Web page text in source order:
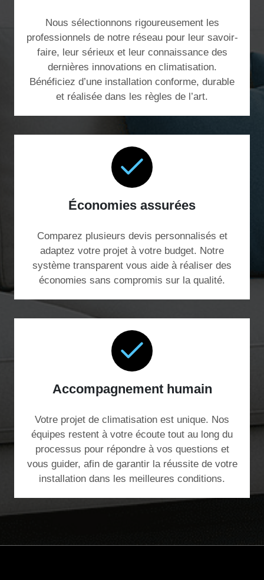
Nous sélectionnons rigoureusement les
professionnels de notre réseau pour leur savoir-
faire, leur sérieux et leur connaissance des
dernières innovations en climatisation.
Bénéficiez d’une installation conforme, durable
et réalisée dans les règles de l’art.
Économies assurées
Comparez plusieurs devis personnalisés et
adaptez votre projet à votre budget. Notre
système transparent vous aide à réaliser des
économies sans compromis sur la qualité.
Accompagnement humain
Votre projet de climatisation est unique. Nos
équipes restent à votre écoute tout au long du
processus pour répondre à vos questions et
vous guider, afin de garantir la réussite de votre
installation dans les meilleures conditions.